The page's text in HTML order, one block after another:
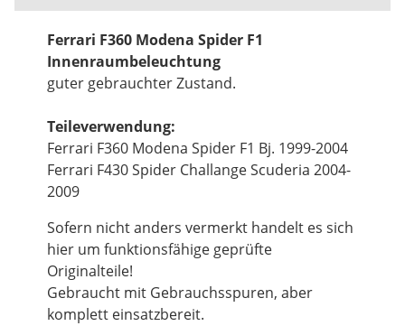
Ferrari F360 Modena Spider F1
Innenraumbeleuchtung
guter gebrauchter Zustand.
Teileverwendung:
Ferrari F360 Modena Spider F1 Bj. 1999-2004
Ferrari F430 Spider Challange Scuderia 2004-
2009
Sofern nicht anders vermerkt handelt es sich
hier um funktionsfähige geprüfte
Originalteile!
Gebraucht mit Gebrauchsspuren, aber
komplett einsatzbereit.